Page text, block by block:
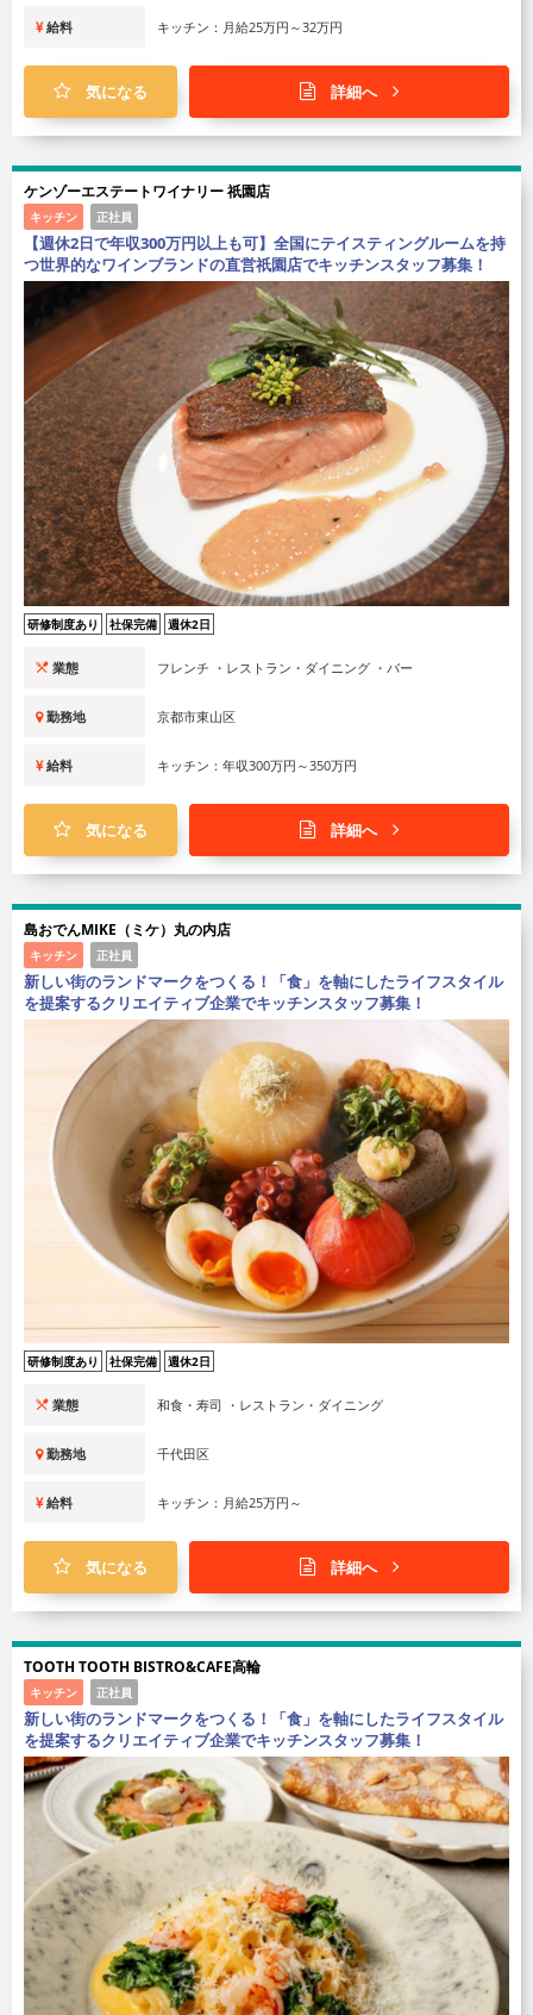
給料 キッチン：月給25万円～32万円
気になる 詳細へ
ケンゾーエステートワイナリー 祇園店
キッチン 正社員
【週休2日で年収300万円以上も可】全国にテイスティングルームを持
つ世界的なワインブランドの直営祇園店でキッチンスタッフ募集！
研修制度あり 社保完備 週休2日
業態 フレンチ ・レストラン・ダイニング ・バー
勤務地 京都市東山区
給料 キッチン：年収300万円～350万円
気になる 詳細へ
島おでんMIKE（ミケ）丸の内店
キッチン 正社員
新しい街のランドマークをつくる！「食」を軸にしたライフスタイル
を提案するクリエイティブ企業でキッチンスタッフ募集！
研修制度あり 社保完備 週休2日
業態 和食・寿司 ・レストラン・ダイニング
勤務地 千代田区
給料 キッチン：月給25万円～
気になる 詳細へ
TOOTH TOOTH BISTRO&CAFE高輪
キッチン 正社員
新しい街のランドマークをつくる！「食」を軸にしたライフスタイル
を提案するクリエイティブ企業でキッチンスタッフ募集！